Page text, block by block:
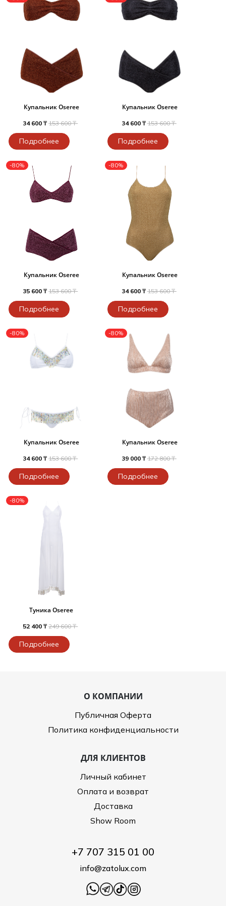
Купальник Oseree
34 600 ₸153 600 ₸
Подробнее
Купальник Oseree
34 600 ₸ 153 600 ₸
Подробнее
-80%
Купальник Oseree
35 600 ₸153 600 ₸
Подробнее
-80%
Купальник Oseree
34 600 ₸ 153 600 ₸
Подробнее
-80%
Купальник Oseree
34 600 ₸153 600 ₸
Подробнее
-80%
Купальник Oseree
39 000 ₸ 172 800 ₸
Подробнее
-80%
Туника Oseree
52 400 ₸249 600 ₸
Подробнее
О КОМПАНИИ
Публичная Оферта
Политика конфиденциальности
ДЛЯ КЛИЕНТОВ
Личный кабинет
Оплата и возврат
Доставка
Show Room
+7 707 315 01 00
info@zatolux.com